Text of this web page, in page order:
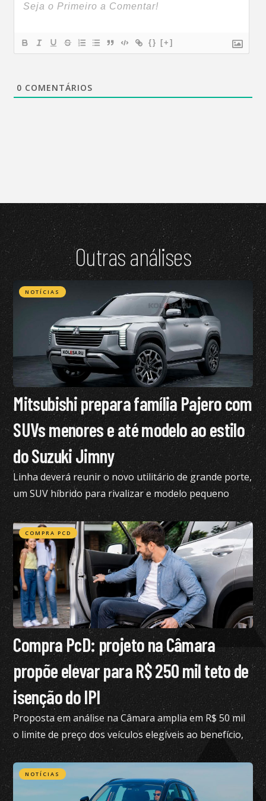
{} [+]
0 COMENTÁRIOS
Outras análises
NOTÍCIAS
Mitsubishi prepara família Pajero com
SUVs menores e até modelo ao estilo
do Suzuki Jimny
Linha deverá reunir o novo utilitário de grande porte,
um SUV híbrido para rivalizar e modelo pequeno
semelhante ao Suzuki Jimny
COMPRA PCD
Compra PcD: projeto na Câmara
propõe elevar para R$ 250 mil teto de
isenção do IPI
Proposta em análise na Câmara amplia em R$ 50 mil
o limite de preço dos veículos elegíveis ao benefício,
hoje fixado em R$ 200 mil
NOTÍCIAS